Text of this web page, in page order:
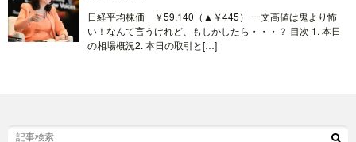
日経平均株価 ￥59,140（▲￥445） 一文高値は鬼より怖
い！なんて言うけれど、もしかしたら・・・？ 目次 1. 本日
の相場概況2. 本日の取引と[…]